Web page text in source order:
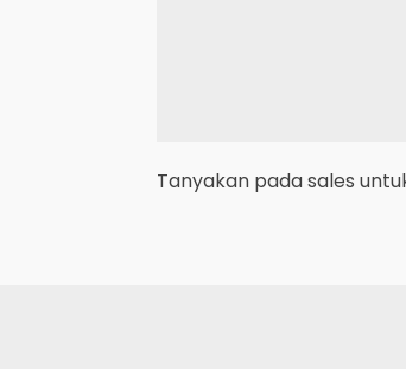
Tanyakan pada sales